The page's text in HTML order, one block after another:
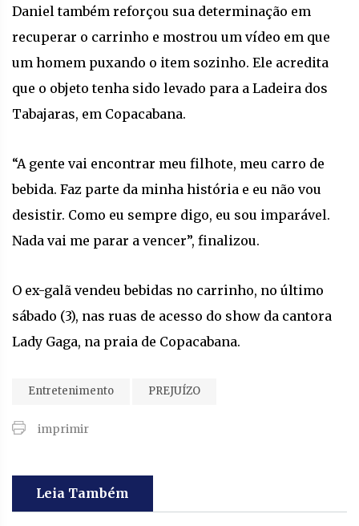
Daniel também reforçou sua determinação em
recuperar o carrinho e mostrou um vídeo em que
um homem puxando o item sozinho. Ele acredita
que o objeto tenha sido levado para a Ladeira dos
Tabajaras, em Copacabana.
“A gente vai encontrar meu filhote, meu carro de
bebida. Faz parte da minha história e eu não vou
desistir. Como eu sempre digo, eu sou imparável.
Nada vai me parar a vencer”, finalizou.
O ex-galã vendeu bebidas no carrinho, no último
sábado (3), nas ruas de acesso do show da cantora
Lady Gaga, na praia de Copacabana.
Entretenimento PREJUÍZO
imprimir
Leia Também